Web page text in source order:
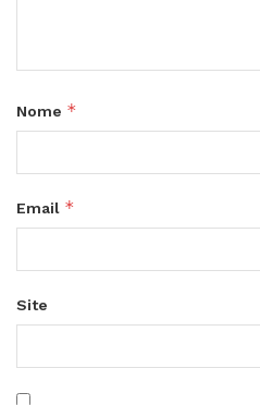
Nome *
Email *
Site